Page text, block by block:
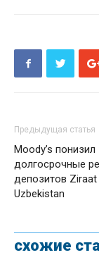
Предыдущая статья
Moody’s понизил
долгосрочные
депозитов Ziraat
Uzbekistan
схожие